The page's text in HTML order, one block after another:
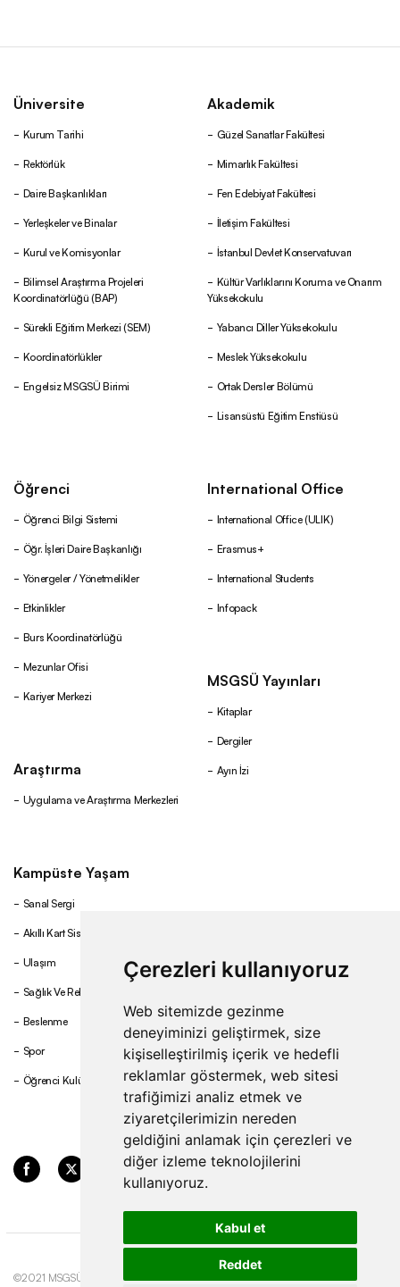
Çerezleri kullanıyoruz
Web sitemizde gezinme
deneyiminizi geliştirmek, size
kişiselleştirilmiş içerik ve hedefli
reklamlar göstermek, web sitesi
trafiğimizi analiz etmek ve
ziyaretçilerimizin nereden
geldiğini anlamak için çerezleri ve
diğer izleme teknolojilerini
kullanıyoruz.
Kabul et
Reddet
Üniversite
Kurum Tarihi
Rektörlük
Daire Başkanlıkları
Yerleşkeler ve Binalar
Kurul ve Komisyonlar
Bilimsel Araştırma Projeleri
Koordinatörlüğü (BAP)
Sürekli Eğitim Merkezi (SEM)
Koordinatörlükler
Engelsiz MSGSÜ Birimi
Akademik
Güzel Sanatlar Fakültesi
Mimarlık Fakültesi
Fen Edebiyat Fakültesi
İletişim Fakültesi
İstanbul Devlet Konservatuvarı
Kültür Varlıklarını Koruma ve Onarım
Yüksekokulu
Yabancı Diller Yüksekokulu
Meslek Yüksekokulu
Ortak Dersler Bölümü
Lisansüstü Eğitim Enstiüsü
Öğrenci
Öğrenci Bilgi Sistemi
Öğr. İşleri Daire Başkanlığı
Yönergeler / Yönetmelikler
Etkinlikler
Burs Koordinatörlüğü
Mezunlar Ofisi
Kariyer Merkezi
Araştırma
Uygulama ve Araştırma Merkezleri
International Office
International Office (ULIK)
Erasmus+
International Students
Infopack
MSGSÜ Yayınları
Kitaplar
Dergiler
Ayın İzi
Kampüste Yaşam
Sanal Sergi
Akıllı Kart Sistemi
Ulaşım
Sağlık Ve Rehberlik
Beslenme
Spor
Öğrenci Kulüpleri
©2021 MSGSÜ. Tüm hakları